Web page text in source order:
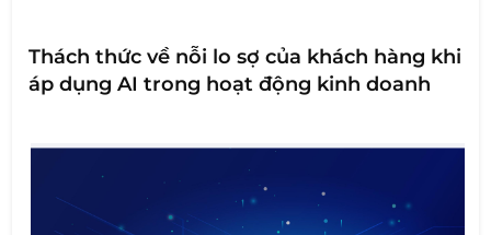
Thách thức về nỗi lo sợ của khách hàng khi
áp dụng AI trong hoạt động kinh doanh